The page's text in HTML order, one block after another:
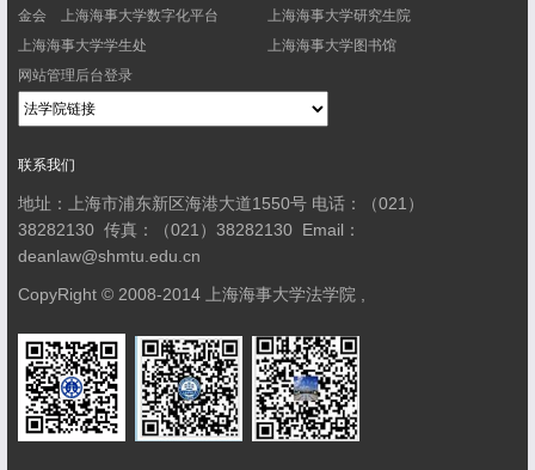
金会
上海海事大学数字化平台
上海海事大学研究生院
上海海事大学学生处
上海海事大学图书馆
网站管理后台登录
联系我们
地址：上海市浦东新区海港大道1550号 电话：（021）
38282130 传真：（021）38282130 Email：
deanlaw@shmtu.edu.cn
CopyRight © 2008-2014 上海海事大学法学院 ,